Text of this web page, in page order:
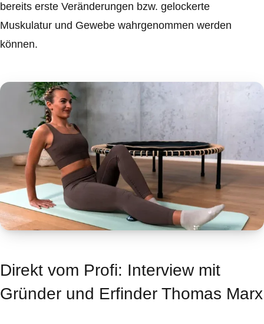
bereits erste Veränderungen bzw. gelockerte
Muskulatur und Gewebe wahrgenommen werden
können.
Direkt vom Profi: Interview mit
Gründer und Erfinder Thomas Marx